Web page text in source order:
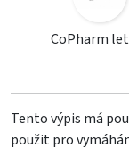
CoPharm
Tento výpis má
použit pro